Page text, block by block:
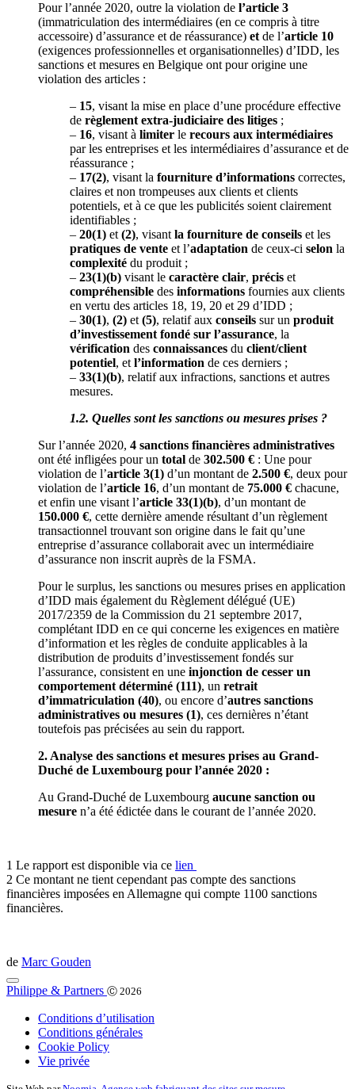
Pour l’année 2020, outre la violation de l’article 3
(immatriculation des intermédiaires (en ce compris à titre
accessoire) d’assurance et de réassurance) et de l’article 10
(exigences professionnelles et organisationnelles) d’IDD, les
sanctions et mesures en Belgique ont pour origine une
violation des articles :
– 15, visant la mise en place d’une procédure effective
de règlement extra-judiciaire des litiges ;
– 16, visant à limiter le recours aux intermédiaires
par les entreprises et les intermédiaires d’assurance et de
réassurance ;
– 17(2), visant la fourniture d’informations correctes,
claires et non trompeuses aux clients et clients
potentiels, et à ce que les publicités soient clairement
identifiables ;
– 20(1) et (2), visant la fourniture de conseils et les
pratiques de vente et l’adaptation de ceux-ci selon la
complexité du produit ;
– 23(1)(b) visant le caractère clair, précis et
compréhensible des informations fournies aux clients
en vertu des articles 18, 19, 20 et 29 d’IDD ;
– 30(1), (2) et (5), relatif aux conseils sur un produit
d’investissement fondé sur l’assurance, la
vérification des connaissances du client/client
potentiel, et l’information de ces derniers ;
– 33(1)(b), relatif aux infractions, sanctions et autres
mesures.
1.2. Quelles sont les sanctions ou mesures prises ?
Sur l’année 2020, 4 sanctions financières administratives
ont été infligées pour un total de 302.500 € : Une pour
violation de l’article 3(1) d’un montant de 2.500 €, deux pour
violation de l’article 16, d’un montant de 75.000 € chacune,
et enfin une visant l’article 33(1)(b), d’un montant de
150.000 €, cette dernière amende résultant d’un règlement
transactionnel trouvant son origine dans le fait qu’une
entreprise d’assurance collaborait avec un intermédiaire
d’assurance non inscrit auprès de la FSMA.
Pour le surplus, les sanctions ou mesures prises en application
d’IDD mais également du Règlement délégué (UE)
2017/2359 de la Commission du 21 septembre 2017,
complétant IDD en ce qui concerne les exigences en matière
d’information et les règles de conduite applicables à la
distribution de produits d’investissement fondés sur
l’assurance, consistent en une injonction de cesser un
comportement déterminé (111), un retrait
d’immatriculation (40), ou encore d’autres sanctions
administratives ou mesures (1), ces dernières n’étant
toutefois pas précisées au sein du rapport.
2. Analyse des sanctions et mesures prises au Grand-
Duché de Luxembourg pour l’année 2020 :
Au Grand-Duché de Luxembourg aucune sanction ou
mesure n’a été édictée dans le courant de l’année 2020.
1 Le rapport est disponible via ce lien
2 Ce montant ne tient cependant pas compte des sanctions
financières imposées en Allemagne qui compte 1100 sanctions
financières.
de Marc Gouden
Philippe & Partners Ⓒ 2026
Conditions d’utilisation
Conditions générales
Cookie Policy
Vie privée